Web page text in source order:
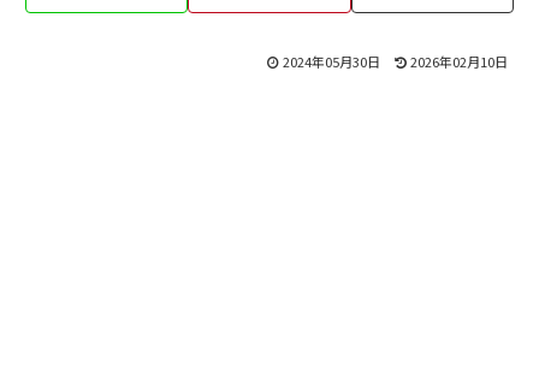
2024年05月30日 2026年02月10日